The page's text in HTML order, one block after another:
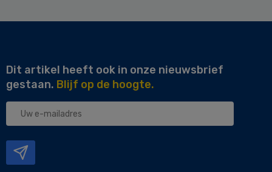
Dit artikel heeft ook in onze nieuwsbrief
gestaan. Blijf op de hoogte.
Uw